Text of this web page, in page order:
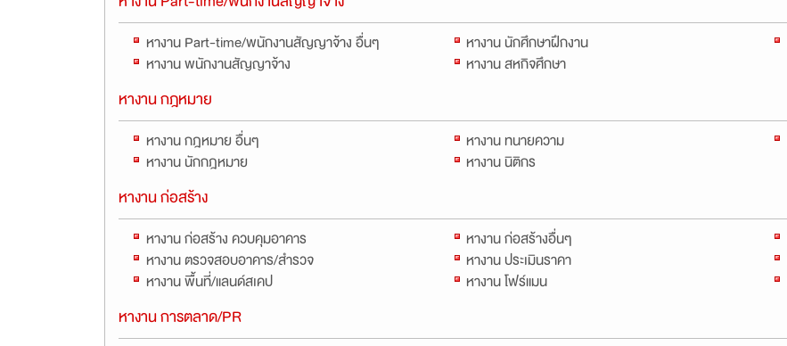
หางาน Part-time/พนักงานสัญญาจ้าง อื่นๆ หางาน นักศึกษาฝึกงาน
หางาน พนักงานสัญญาจ้าง
หางาน สหกิจศึกษา
หางาน กฎหมาย
หางาน กฎหมาย อื่นๆ หางาน ทนายความ
หางาน นักกฎหมาย
หางาน นิติกร
หางาน ก่อสร้าง
หางาน ก่อสร้าง ควบคุมอาคาร หางาน ก่อสร้างอื่นๆ
หางาน ตรวจสอบอาคาร/สำรวจ
หางาน ประเมินราคา
หางาน พื้นที่/แลนด์สเคป
หางาน โฟร์แมน
หางาน การตลาด/PR